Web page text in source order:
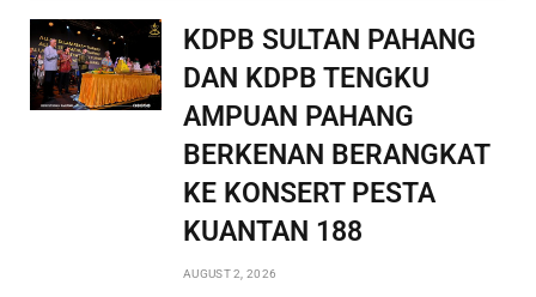
KDPB SULTAN PAHANG
DAN KDPB TENGKU
AMPUAN PAHANG
BERKENAN BERANGKAT
KE KONSERT PESTA
KUANTAN 188
AUGUST 2, 2026